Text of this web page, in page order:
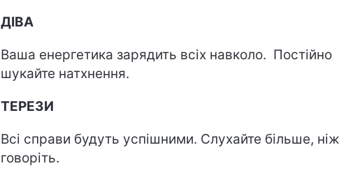
ДІВА
Ваша енергетика зарядить всіх навколо. Постійно
шукайте натхнення.
ТЕРЕЗИ
Всі справи будуть успішними. Слухайте більше, ніж
говоріть.